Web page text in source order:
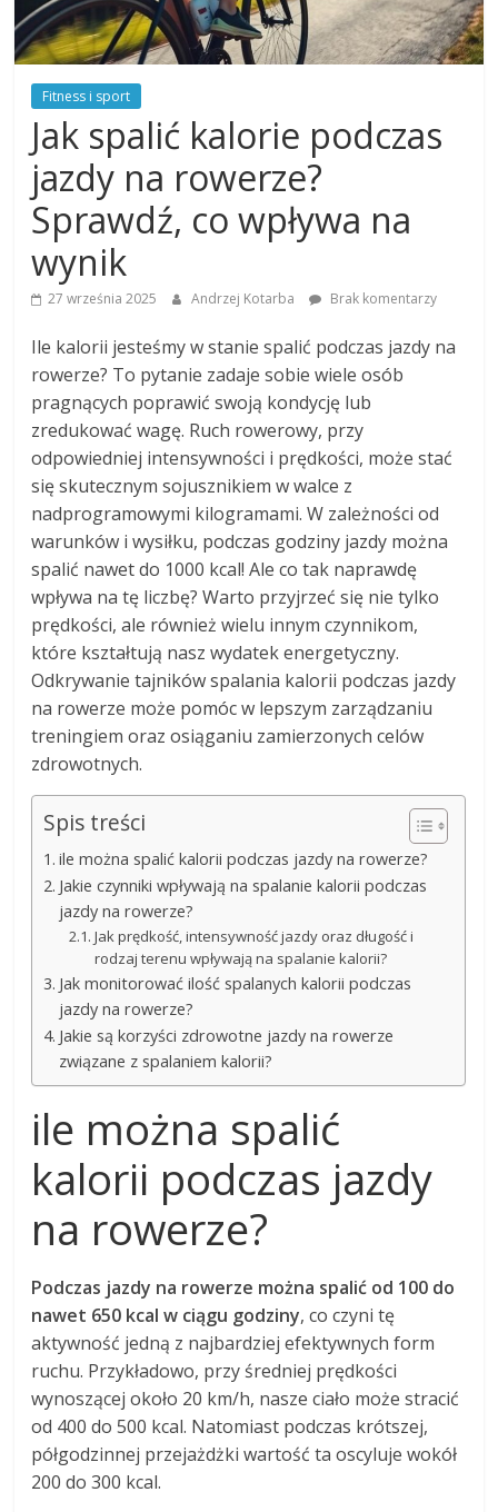
Fitness i sport
Jak spalić kalorie podczas
jazdy na rowerze?
Sprawdź, co wpływa na
wynik
27 września 2025 Andrzej Kotarba Brak komentarzy
Ile kalorii jesteśmy w stanie spalić podczas jazdy na
rowerze? To pytanie zadaje sobie wiele osób
pragnących poprawić swoją kondycję lub
zredukować wagę. Ruch rowerowy, przy
odpowiedniej intensywności i prędkości, może stać
się skutecznym sojusznikiem w walce z
nadprogramowymi kilogramami. W zależności od
warunków i wysiłku, podczas godziny jazdy można
spalić nawet do 1000 kcal! Ale co tak naprawdę
wpływa na tę liczbę? Warto przyjrzeć się nie tylko
prędkości, ale również wielu innym czynnikom,
które kształtują nasz wydatek energetyczny.
Odkrywanie tajników spalania kalorii podczas jazdy
na rowerze może pomóc w lepszym zarządzaniu
treningiem oraz osiąganiu zamierzonych celów
zdrowotnych.
Spis treści
ile można spalić kalorii podczas jazdy na rowerze?
Jakie czynniki wpływają na spalanie kalorii podczas
jazdy na rowerze?
Jak prędkość, intensywność jazdy oraz długość i
rodzaj terenu wpływają na spalanie kalorii?
Jak monitorować ilość spalanych kalorii podczas
jazdy na rowerze?
Jakie są korzyści zdrowotne jazdy na rowerze
związane z spalaniem kalorii?
ile można spalić
kalorii podczas jazdy
na rowerze?
Podczas jazdy na rowerze można spalić od 100 do
nawet 650 kcal w ciągu godziny, co czyni tę
aktywność jedną z najbardziej efektywnych form
ruchu. Przykładowo, przy średniej prędkości
wynoszącej około 20 km/h, nasze ciało może stracić
od 400 do 500 kcal. Natomiast podczas krótszej,
półgodzinnej przejażdżki wartość ta oscyluje wokół
200 do 300 kcal.